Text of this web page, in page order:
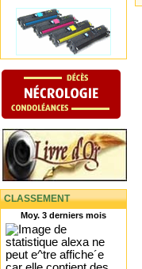
CLASSEMENT
Moy. 3 derniers mois